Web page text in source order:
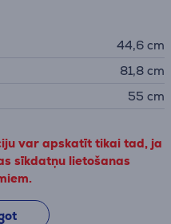
44,6 cm
81,8 cm
55 cm
var apskatīt tikai tad, ja
sīkdatņu lietošanas